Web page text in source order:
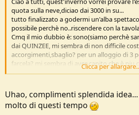
quota sulla neve,diciao dai 3000 in su...
tutto finalizzato a godermi un'alba
possibile perchè no..riscendere con la
Cmq il mio dubbio è: sono(siamo perchè
dai QUINZEE, mi sembra di non difficile
accorgimenti,sbaglio? per un alloggio di 3
farcela? mi sembra di aver capito che è piu
temperatura non dovrebbe scendere sotto
latta da 20 cm di diametro) col camino
fumo,qualche grado lo da e la neve non si
esperienze mi piacerebbe saperle...
Clicca per
Uhao, complimenti splendida
molto di questi tempo